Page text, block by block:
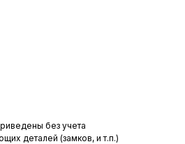
без учета
деталей (замков, и т.п.)